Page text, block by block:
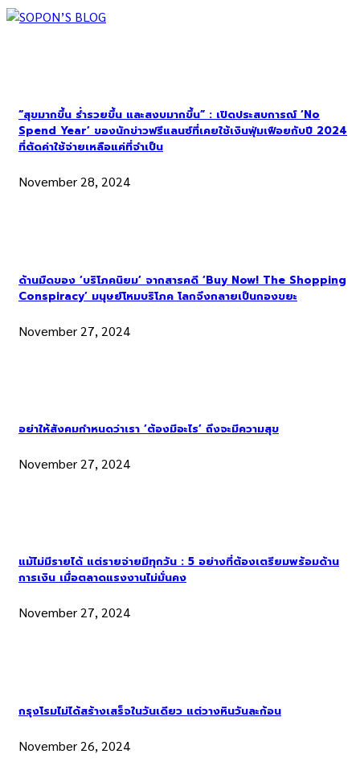
“สุขมากขึ้น ร่ำรวยขึ้น และสงบมากขึ้น” : เปิดประสบการณ์ ‘No
Spend Year’ ของนักข่าวฟรีแลนซ์ที่เคยใช้เงินฟุ่มเฟือยกับปี 2024
ที่ตัดค่าใช้จ่ายเหลือแค่ที่จำเป็น
November 28, 2024
ด้านมืดของ ‘บริโภคนิยม’ จากสารคดี ‘Buy Now! The Shopping
Conspiracy’ มนุษย์โหมบริโภค โลกจึงกลายเป็นกองขยะ
November 27, 2024
อย่าให้สังคมกำหนดว่าเรา ‘ต้องมีอะไร’ ถึงจะมีความสุข
November 27, 2024
แม้ไม่มีรายได้ แต่รายจ่ายมีทุกวัน : 5 อย่างที่ต้องเตรียมพร้อมด้าน
การเงิน เมื่อตลาดแรงงานไม่มั่นคง
November 27, 2024
กรุงโรมไม่ได้สร้างเสร็จในวันเดียว แต่วางหินวันละก้อน
November 26, 2024